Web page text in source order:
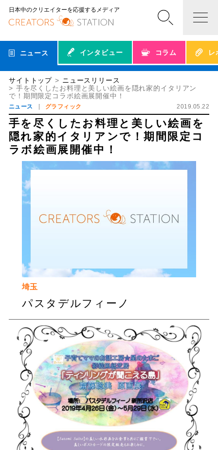
日本中のクリエイターを応援するメディア
ニュース インタビュー コラム レ
サイトトップ
ニュースリリース
手を尽くしたお料理と美しい絵画を隠れ家的イタリアン
で！期間限定コラボ絵画展開催中！
ニュース グラフィック 2019.05.22
手を尽くしたお料理と美しい絵画を
隠れ家的イタリアンで！期間限定コ
ラボ絵画展開催中！
埼玉
パスタデルフィーノ